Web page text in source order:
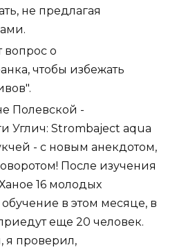
не предлагая
вопрос о
чтобы избежать
Полевской -
Углич: Strombaject aqua
- с новым анекдотом,
После изучения
16 молодых
в этом месяце, в
еще 20 человек.
я проверил,